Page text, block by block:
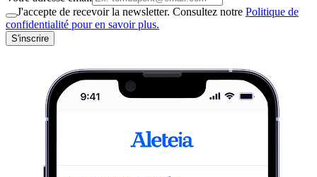
J'accepte de recevoir la newsletter. Consultez notre Politique de
confidentialité pour en savoir plus.
S'inscrire